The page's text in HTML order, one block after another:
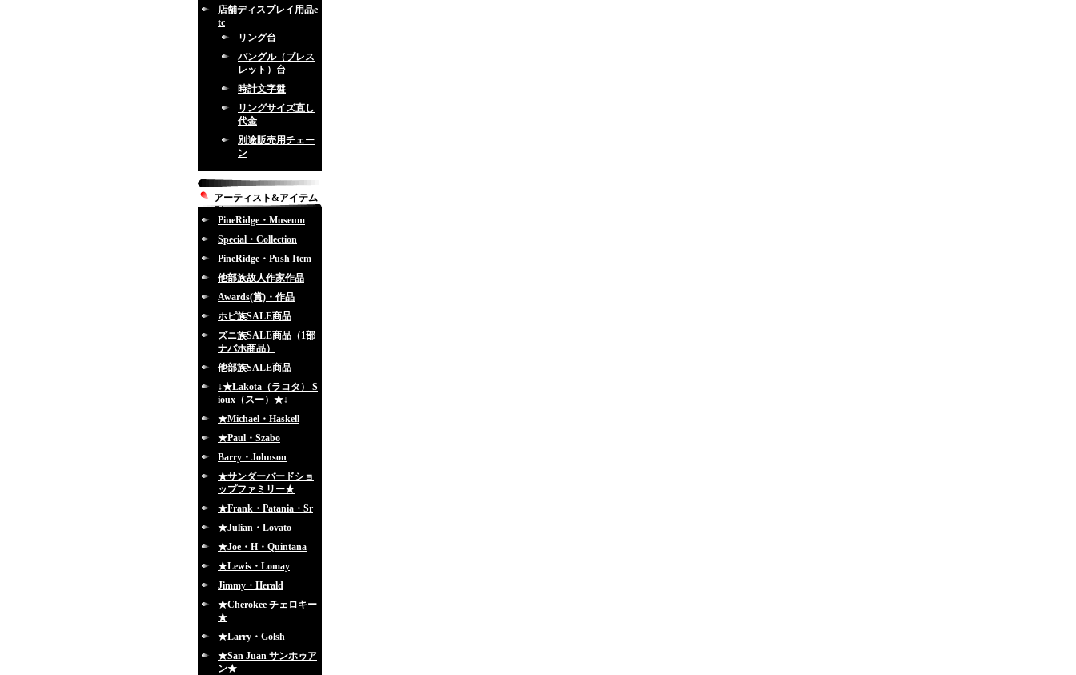
店舗ディスプレイ用品e
tc
リング台
バングル（ブレス
レット）台
時計文字盤
リングサイズ直し
代金
別途販売用チェー
ン
アーティスト&アイテム
別
PineRidge・Museum
Special・Collection
PineRidge・Push Item
他部族故人作家作品
Awards(賞)・作品
ホピ族SALE商品
ズニ族SALE商品（1部
ナバホ商品）
他部族SALE商品
↓★Lakota（ラコタ） S
ioux（スー）★↓
★Michael・Haskell
★Paul・Szabo
Barry・Johnson
★サンダーバードショ
ップファミリー★
★Frank・Patania・Sr
★Julian・Lovato
★Joe・H・Quintana
★Lewis・Lomay
Jimmy・Herald
★Cherokee チェロキー
★
★Larry・Golsh
★San Juan サンホゥア
ン★